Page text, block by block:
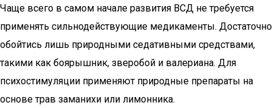
Чаще всего в самом начале развития ВСД не требуется
применять сильнодействующие медикаменты. Достаточно
обойтись лишь природными седативными средствами,
такими как боярышник, зверобой и валериана. Для
психостимуляции применяют природные препараты на
основе трав заманихи или лимонника.